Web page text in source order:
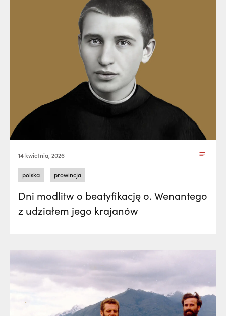
14 kwietnia, 2026
polska prowincja
Dni modlitw o beatyfikację o. Wenantego
z udziałem jego krajanów